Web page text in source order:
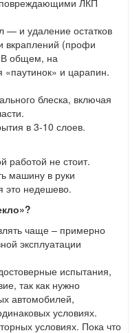
— и удаление остатков
вкраплений (профи
В общем, на
«паутинок» и царапин.
блеска, включая
в 3-10 слоев.
работой не стоит.
машину в руки
это недешево.
чаще – примерно
эксплуатации
испытания,
так как нужно
автомобилей,
условиях.
условиях. Пока что